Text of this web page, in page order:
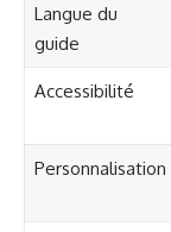
Langue du
guide
Accessibilité
Personnalisation